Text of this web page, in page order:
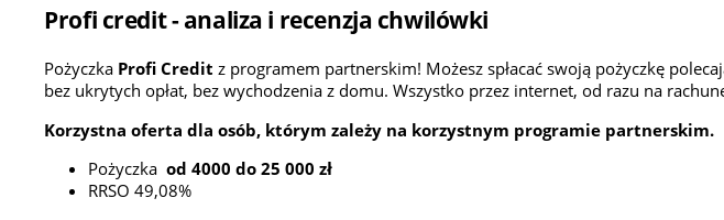
Profi credit - analiza i recenzja chwilówki
Pożyczka Profi Credit z programem partnerskim! Możesz spłacać swoją pożyczkę
bez ukrytych opłat, bez wychodzenia z domu. Wszystko przez internet, od razu na
Korzystna oferta dla osób, którym zależy na korzystnym programie partnerskim.
Pożyczkaod 4000 do 25 000 zł
RRSO 49,08%